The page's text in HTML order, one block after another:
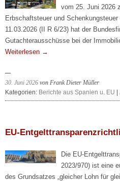
vom 25. Juni 2026
Erbschaftsteuer und
11.03.2026 (II R 6/23) hat der
Gutachterausschüsse bei der
Weiterlesen →
30. Juni 2026 von Frank Dieter Müller
Kategorien: Berichte aus Spanien u. EU
EU-
Die EU-
2023/970) ist eine
des Grundsatzes „gleicher Lohn für